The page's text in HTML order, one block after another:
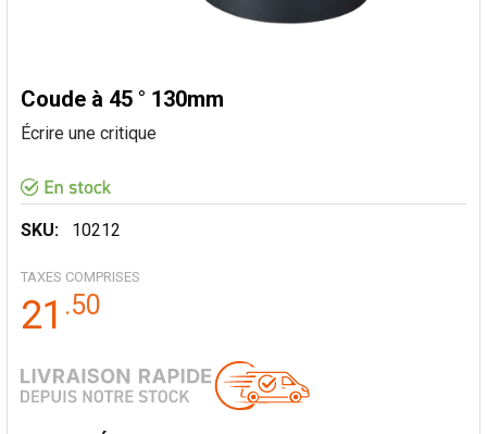
Coude à 45 ° 130mm
Écrire une critique
SKU: 10212
TAXES COMPRISES
21 .50